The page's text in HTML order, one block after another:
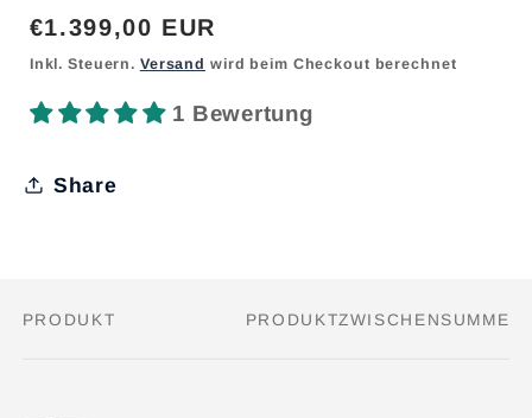
Normaler
Preis
€1.399,00 EUR
Inkl. Steuern. Versand wird beim Checkout berechnet
1 Bewertung
Share
Dein
PRODUKT PRODUKTZWISCHENSUMME